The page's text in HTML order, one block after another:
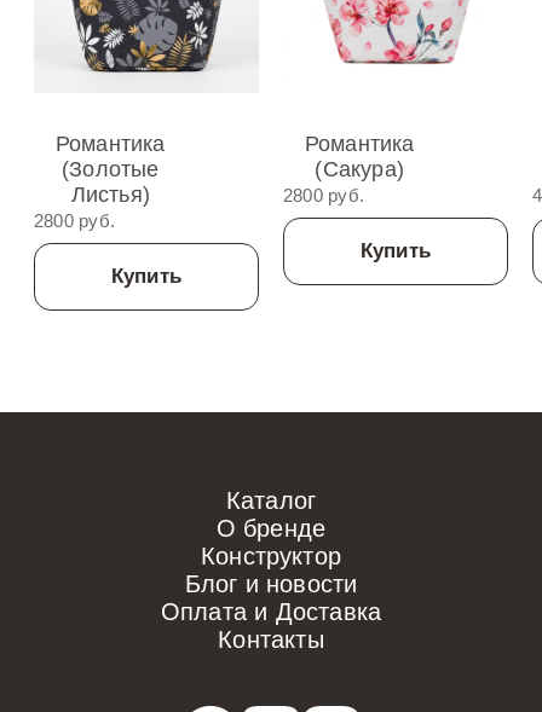
Романтика
(Золотые
Листья)
2800 руб.
Купить
Романтика
(Сакура)
2800 руб.
Купить
Каталог
О бренде
Конструктор
Блог и новости
Оплата и Доставка
Контакты